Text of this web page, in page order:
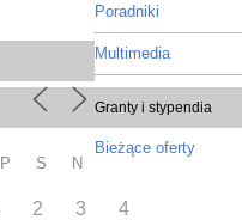
P S N
2 3 4
Poradniki
Multimedia
Granty i stypendia
Bieżące oferty